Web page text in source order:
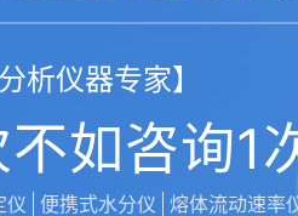
析仪器专家】
如咨询1
仪 便携式水分仪 熔体流动速率